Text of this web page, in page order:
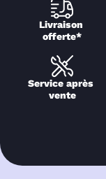
Livraison
offerte*
Service après
vente